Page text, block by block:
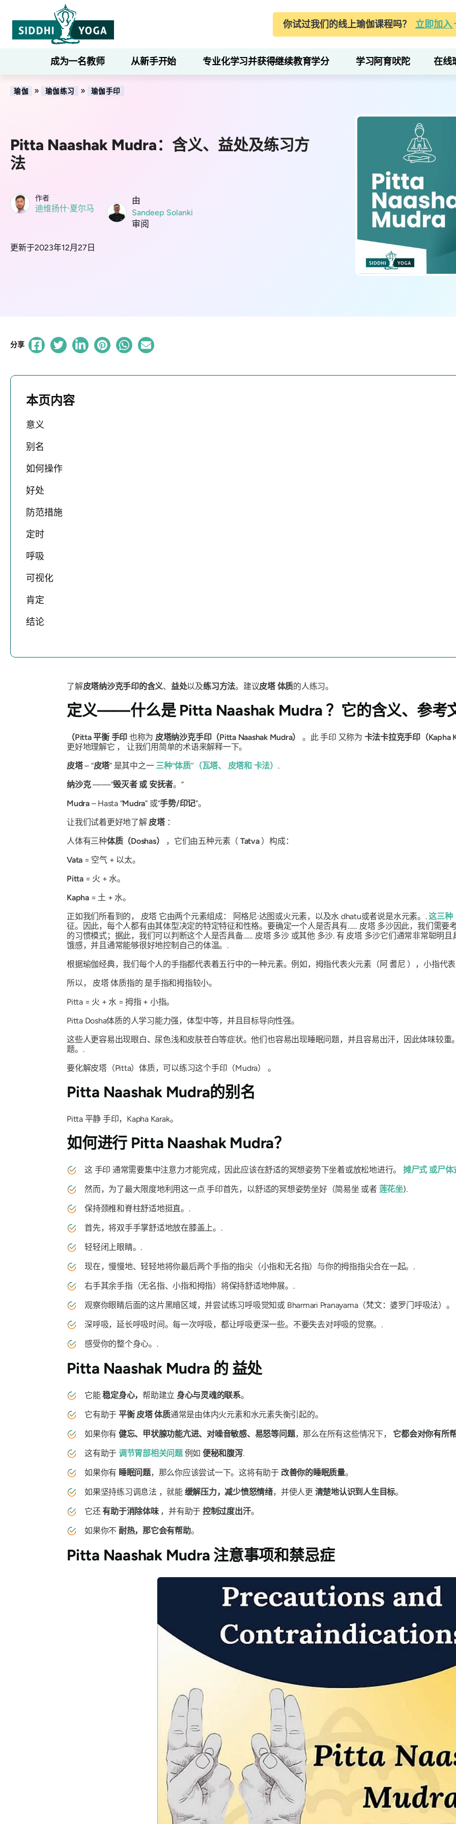
你试过我们的线上瑜伽课程吗？ 立即加入
成为一名教师 从新手开始 专业化学习并获得继续教育学分 学习阿育吠陀 在线
瑜伽 » 瑜伽练习 » 瑜伽手印
Pitta Naashak Mudra：含义、益处及练习方
法
作者
迪维扬什·夏尔马
由
Sandeep Solanki
审阅
更新于2023年12月27日
分享
本页内容
意义
别名
如何操作
好处
防范措施
定时
呼吸
可视化
肯定
结论
了解皮塔纳沙克手印的含义、 益处以及练习方法。建议皮塔体质的人练习。
定义——什么是Pitta Naashak Mudra ？它的含义、参考
（Pitta平衡 手印 也称为 皮塔纳沙克手印（Pitta Naashak Mudra） 。此手印 又称为 卡法卡拉克手印（Kapha
更好地理解它 ，
让我们用简单的术语来解释一下。
皮塔– “皮塔”是其中之一 三种“体质”（瓦塔、 皮塔和 卡法） .
纳沙克——“毁灭者 或 安抚者。”
Mudra– Hasta “Mudra” 或“手势/印记”。
让我们试着更好地了解 皮塔：
人体有三种体质（Doshas） ，它们由五种元素（ Tatva）构成：
Vata = 空气 + 以太。
Pitta= 火 + 水。
Kapha= 土 + 水。
正如我们所看到的， 皮塔 它由两个元素组成： 阿格尼·达图或火元素，以及水 dhatu或者说是水元素。.这三种
征。因此，每个人都有由其体型决定的特定特征和性格。要确定一个人是否具有…… 皮塔 多沙因此，我们需要
的习惯模式；据此，我们可以判断这个人是否具备…… 皮塔 多沙或其他 多沙. 有 皮塔 多沙它们通常非常聪明且
饿感，并且通常能够很好地控制自己的体温。.
根据瑜伽经典，我们每个人的手指都代表着五行中的一种元素。例如，拇指代表火元素（阿耆尼 ），小指代
所以， 皮塔体质指的 是手指和拇指较小。
Pitta= 火 + 水 = 拇指 + 小指。
Pitta Dosha体质的人学习能力强，体型中等，并且目标导向性强。
这些人更容易出现眼白、尿色浅和皮肤苍白等症状。他们也容易出现睡眠问题，并且容易出汗，因此体味较
题。.
要化解皮塔（Pitta）体质，可以练习这个手印（Mudra） 。
Pitta Naashak Mudra的别名
Pitta平静 手印，Kapha Karak。
如何进行 Pitta Naashak Mudra？
这 手印 通常需要集中注意力才能完成，因此应该在舒适的冥想姿势下坐着或放松地进行。 摊尸式 或尸体
然而，为了最大限度地利用这一点手印首先，以舒适的冥想姿势坐好（简易坐 或者 莲花坐).
保持颈椎和脊柱舒适地挺直。.
首先，将双手手掌舒适地放在膝盖上。.
轻轻闭上眼睛。.
现在，慢慢地、轻轻地将你最后两个手指的指尖（小指和无名指）与你的拇指指尖合在一起。.
右手其余手指（无名指、小指和拇指）将保持舒适地伸展。.
观察你眼睛后面的这片黑暗区域，并尝试练习呼吸觉知或 Bharmari Pranayama（梵文：婆罗门呼吸法） 。
深呼吸，延长呼吸时间。每一次呼吸，都让呼吸更深一些。不要失去对呼吸的觉察。.
感受你的整个身心。.
Pitta Naashak Mudra 的益处
它能稳定身心，帮助建立 身心与灵魂的联系。
它有助于 平衡 皮塔体质通常是由体内火元素和水元素失衡引起的。
如果你有 健忘、甲状腺功能亢进、对噪音敏感、易怒等问题，那么在所有这些情况下， 它都会对你有所
这有助于 调节胃部相关问题例如 便秘和腹泻.
如果你有 睡眠问题，那么你应该尝试一下。这将有助于 改善你的睡眠质量。
如果坚持练习调息法 ，就能 缓解压力，减少愤怒情绪，并使人更 清楚地认识到人生目标。
它还有助于消除体味，并有助于 控制过度出汗。
如果你不 耐热，那它会有帮助。
Pitta Naashak Mudra 注意事项和禁忌症